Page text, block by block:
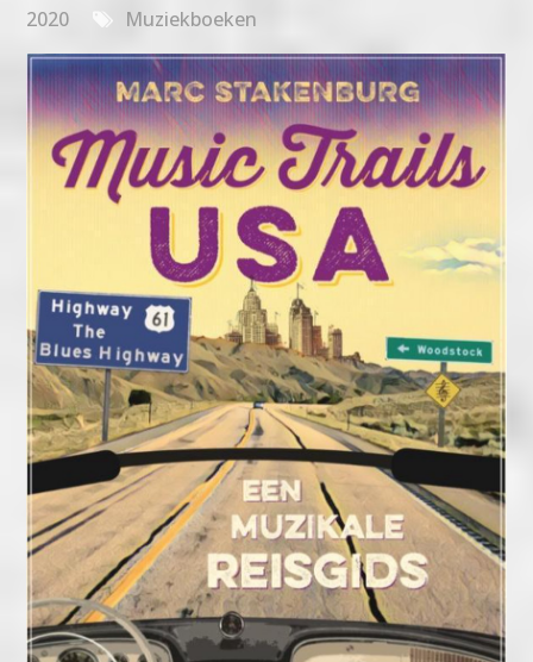
2020
Muziekboeken